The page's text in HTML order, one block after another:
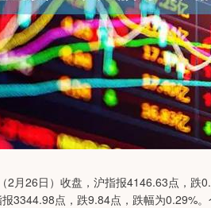
2月26日）收盘，沪指报4146.63点，
3344.98点，跌9.84点，跌幅为0.29%
14311.01 200.89 1.42%